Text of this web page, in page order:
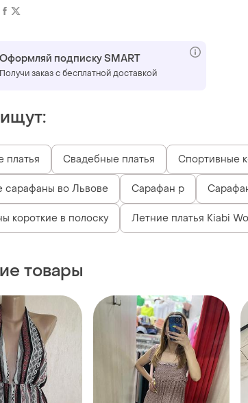
Оформляй подписку SMART
Получи заказ с бесплатной доставкой
платья Свадебные платья Спортивные
сарафаны во Львове Сарафан p
короткие в полоску Летние платья Kiabi
товары